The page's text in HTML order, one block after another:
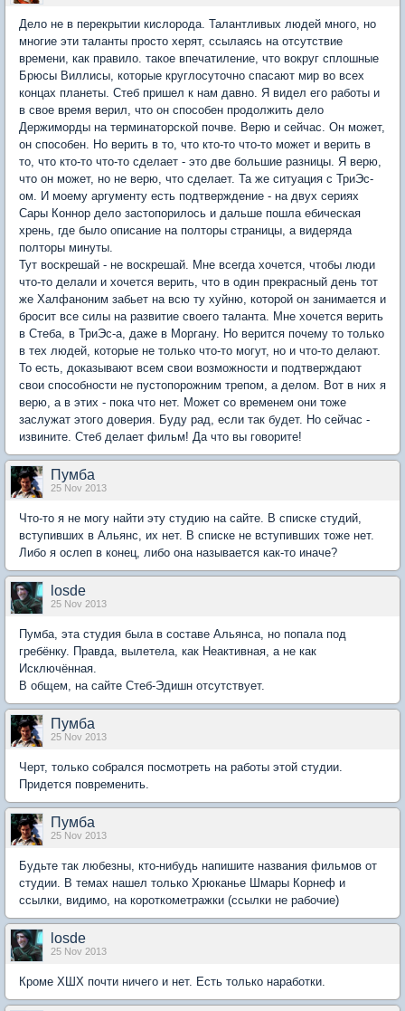
Дело не в перекрытии кислорода. Талантливых людей много, но
многие эти таланты просто херят, ссылаясь на отсутствие
времени, как правило. такое впечатиление, что вокруг сплошные
Брюсы Виллисы, которые круглосуточно спасают мир во всех
концах планеты. Стеб пришел к нам давно. Я видел его работы и
в свое время верил, что он способен продолжить дело
Держиморды на терминаторской почве. Верю и сейчас. Он может,
он способен. Но верить в то, что кто-то что-то может и верить в
то, что кто-то что-то сделает - это две большие разницы. Я верю,
что он может, но не верю, что сделает. Та же ситуация с ТриЭс-
ом. И моему аргументу есть подтверждение - на двух сериях
Сары Коннор дело застопорилось и дальше пошла ебическая
хрень, где было описание на полторы страницы, а видеряда
полторы минуты.
Тут воскрешай - не воскрешай. Мне всегда хочется, чтобы люди
что-то делали и хочется верить, что в один прекрасный день тот
же Халфаноним забьет на всю ту хуйню, которой он занимается и
бросит все силы на развитие своего таланта. Мне хочется верить
в Стеба, в ТриЭс-а, даже в Моргану. Но верится почему то только
в тех людей, которые не только что-то могут, но и что-то делают.
То есть, доказывают всем свои возможности и подтверждают
свои способности не пустопорожним трепом, а делом. Вот в них я
верю, а в этих - пока что нет. Может со временем они тоже
заслужат этого доверия. Буду рад, если так будет. Но сейчас -
извините. Стеб делает фильм! Да что вы говорите!
Пумба
25 Nov 2013
Что-то я не могу найти эту студию на сайте. В списке студий,
вступивших в Альянс, их нет. В списке не вступивших тоже нет.
Либо я ослеп в конец, либо она называется как-то иначе?
losde
25 Nov 2013
Пумба, эта студия была в составе Альянса, но попала под
гребёнку. Правда, вылетела, как Неактивная, а не как
Исключённая.
В общем, на сайте Стеб-Эдишн отсутствует.
Пумба
25 Nov 2013
Черт, только собрался посмотреть на работы этой студии.
Придется повременить.
Пумба
25 Nov 2013
Будьте так любезны, кто-нибудь напишите названия фильмов от
студии. В темах нашел только Хрюканье Шмары Корнеф и
ссылки, видимо, на короткометражки (ссылки не рабочие)
losde
25 Nov 2013
Кроме ХШХ почти ничего и нет. Есть только наработки.